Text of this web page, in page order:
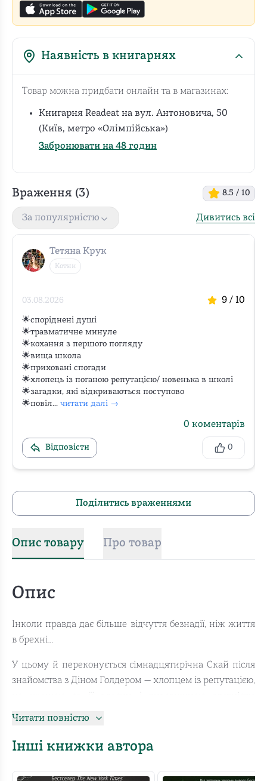
Наявність в книгарнях
Товар можна придбати онлайн та в магазинах:
Книгарня Readeat на вул. Антоновича, 50
(Київ, метро «Олімпійська»)
Забронювати на 48 годин
Враження (3) 8.5 / 10
За популярністю Дивитись всі
Тетяна Крук
Котик
03.08.2026 9 / 10
🌟споріднені душі
🌟травматичне минуле
🌟кохання з першого погляду
🌟вища школа
🌟приховані спогади
🌟хлопець із поганою репутацією/ новенька в школі
🌟загадки, які відкриваються поступово
🌟повіл... читати далі →
0 коментарів
Відповісти 0
Поділитись враженнями
Опис товару Про товар
Опис
Інколи правда дає більше відчуття безнадії, ніж життя
в брехні…
У цьому й переконується сімнадцятирічна Скай після
знайомства з Діном Голдером — хлопцем із репутацією,
викликати почуття, яких вона раніше ніколи не мала.
тягне — і все це після першої ж зустрічі. Охота до цього
які вона воліла б залишити на замку.
Читати повністю
Інші книжки автора